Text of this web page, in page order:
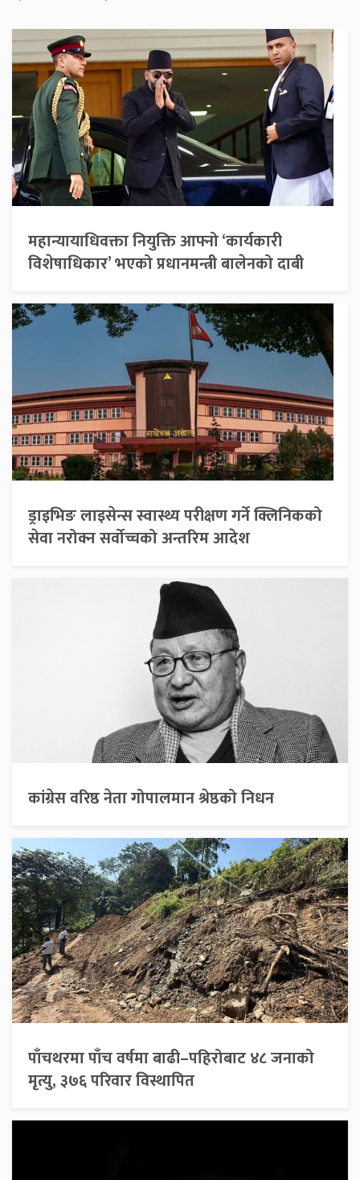
महान्यायाधिवक्ता नियुक्ति आफ्नो ‘कार्यकारी
विशेषाधिकार’ भएको प्रधानमन्त्री बालेनको दाबी
ड्राइभिङ लाइसेन्स स्वास्थ्य परीक्षण गर्ने क्लिनिकको
सेवा नरोक्न सर्वोच्चको अन्तरिम आदेश
कांग्रेस वरिष्ठ नेता गोपालमान श्रेष्ठको निधन
पाँचथरमा पाँच वर्षमा बाढी–पहिरोबाट ४८ जनाको
मृत्यु, ३७६ परिवार विस्थापित